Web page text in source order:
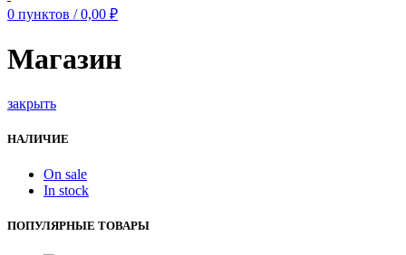
0 пунктов / 0,00 ₽
Магазин
закрыть
НАЛИЧИЕ
On sale
In stock
ПОПУЛЯРНЫЕ ТОВАРЫ